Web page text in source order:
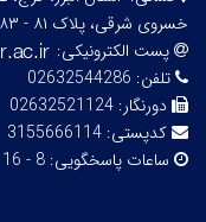
خسروی شرقی، پلاک ۸۱ - ۸۳
پست الکترونیکی:
تلفن: 02632544286
دورنگار: 02632521124
کدپستی: 3155666114
ساعات پاسخگویی: 8 - 16